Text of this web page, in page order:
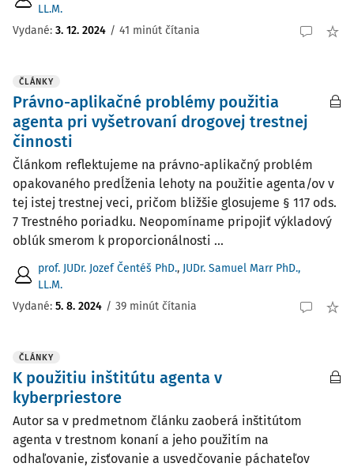
LL.M.
Vydané: 3. 12. 2024 / 41 minút čítania
ČLÁNKY
Právno-aplikačné problémy použitia
agenta pri vyšetrovaní drogovej trestnej
činnosti
Článkom reflektujeme na právno-aplikačný problém
opakovaného predĺženia lehoty na použitie agenta/ov v
tej istej trestnej veci, pričom bližšie glosujeme § 117 ods.
7 Trestného poriadku. Neopomíname pripojiť výkladový
oblúk smerom k proporcionálnosti ...
prof. JUDr. Jozef Čentéš PhD., JUDr. Samuel Marr PhD.,
LL.M.
Vydané: 5. 8. 2024 / 39 minút čítania
ČLÁNKY
K použitiu inštitútu agenta v
kyberpriestore
Autor sa v predmetnom článku zaoberá inštitútom
agenta v trestnom konaní a jeho použitím na
odhaľovanie, zisťovanie a usvedčovanie páchateľov